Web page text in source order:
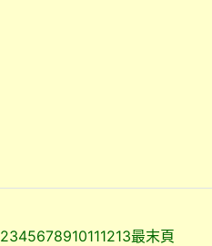
2345678910111213最末頁